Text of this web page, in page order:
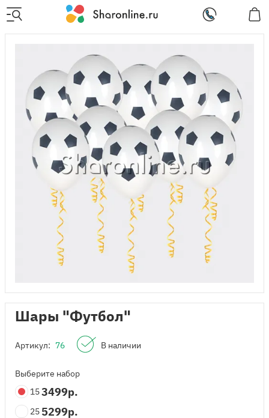
Шары "Футбол"
Артикул: 76 В наличии
Выберите набор
153499р.
25 5299р.